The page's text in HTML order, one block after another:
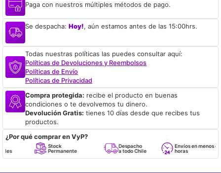
Paga con nuestros múltiples métodos de pago.
Se despacha: Hoy!, aún estamos antes de las 15:00hrs.
Todas nuestras políticas las puedes consultar aquí:
Políticas de Devoluciones y Reembolsos
Políticas de Envío
Políticas de Privacidad
Compra protegida: recibe el producto en buenas
condiciones o te devolvemos tu dinero.
Devolución Gratis: tienes 10 días desde que recibes tus
productos.
¿Por qué comprar en VyP?
Stock
Permanente
Despacho
a todo Chile
Envíos en menos de 24
horas